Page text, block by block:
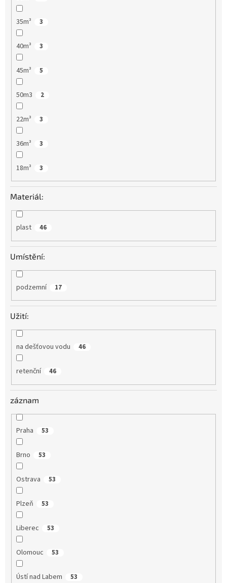
35m³ 3
40m³ 3
45m³ 5
50m3 2
22m³ 3
36m³ 3
18m³ 3
Materiál:
plast 46
Umístění:
podzemní 17
Užití:
na dešťovou vodu 46
retenční 46
záznam
Praha 53
Brno 53
Ostrava 53
Plzeň 53
Liberec 53
Olomouc 53
Ústí nad Labem 53